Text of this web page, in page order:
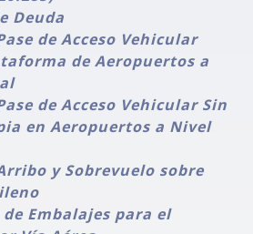
Deuda
de Acceso Vehicular
de Aeropuertos a
de Acceso Vehicular Sin
en Aeropuertos a Nivel
y Sobrevuelo sobre
Embalajes para el